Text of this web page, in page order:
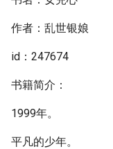
作者：乱世银娘
id：247674
书籍简介：
1999年。
平凡的少年。